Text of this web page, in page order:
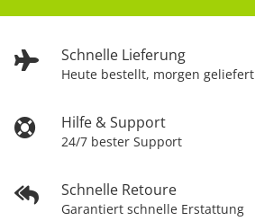
Schnelle Lieferung
Heute bestellt, morgen geliefert
Hilfe & Support
24/7 bester Support
Schnelle Retoure
Garantiert schnelle Erstattung